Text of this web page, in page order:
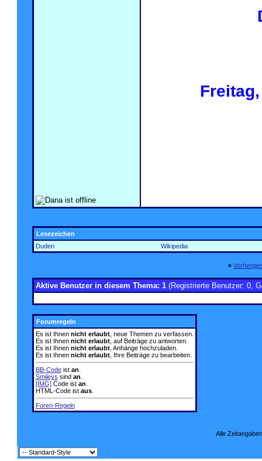
Lesezeichen
Duden
Wikipedia
«
Aktive Benutzer in diesem Thema: 1 (Registrierte Benutzer: 0,
Forumregeln
Es ist Ihnen nicht erlaubt, neue Themen zu verfassen.
Es ist Ihnen nicht erlaubt, auf Beiträge zu antworten.
Es ist Ihnen nicht erlaubt, Anhänge hochzuladen.
Es ist Ihnen nicht erlaubt, Ihre Beiträge zu bearbeiten.
BB-Codeist an
Smileys sind an
[IMG]Code ist an
HTML-Code ist aus.
Foren-Regeln
Alle